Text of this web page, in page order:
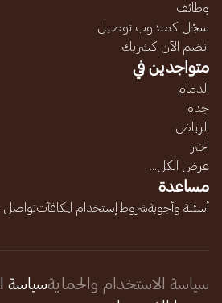
وظائف
سجّل كمندوب توصيل
انضم الآن كشريك
متواجدين في
الدمام
جده
الرياض
الخبر
عرض الكل...
مساعدة
أسئلة وأجوبةشروط إستخدام المكافآتتواصل
سياسة الاستخدام والحمايةسياسة